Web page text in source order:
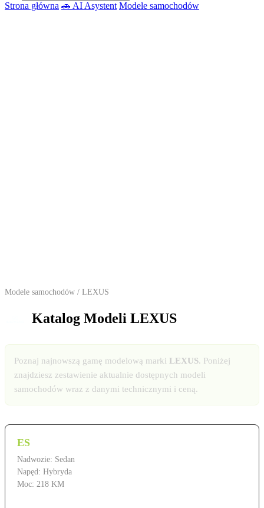
Strona główna 🚗 AI Asystent Modele samochodów
Modele samochodów / LEXUS
Katalog Modeli LEXUS
Poznaj najnowszą gamę modelową marki LEXUS. Poniżej
znajdziesz zestawienie aktualnie dostępnych modeli
samochodów wraz z danymi technicznymi i ceną.
ES
Nadwozie: Sedan
Napęd: Hybryda
Moc: 218 KM